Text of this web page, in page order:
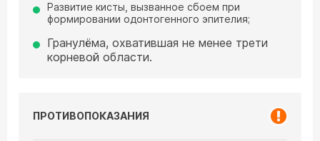
Развитие кисты, вызванное сбоем при
формировании одонтогенного эпителия;
Гранулёма, охватившая не менее трети
корневой области.
ПРОТИВОПОКАЗАНИЯ